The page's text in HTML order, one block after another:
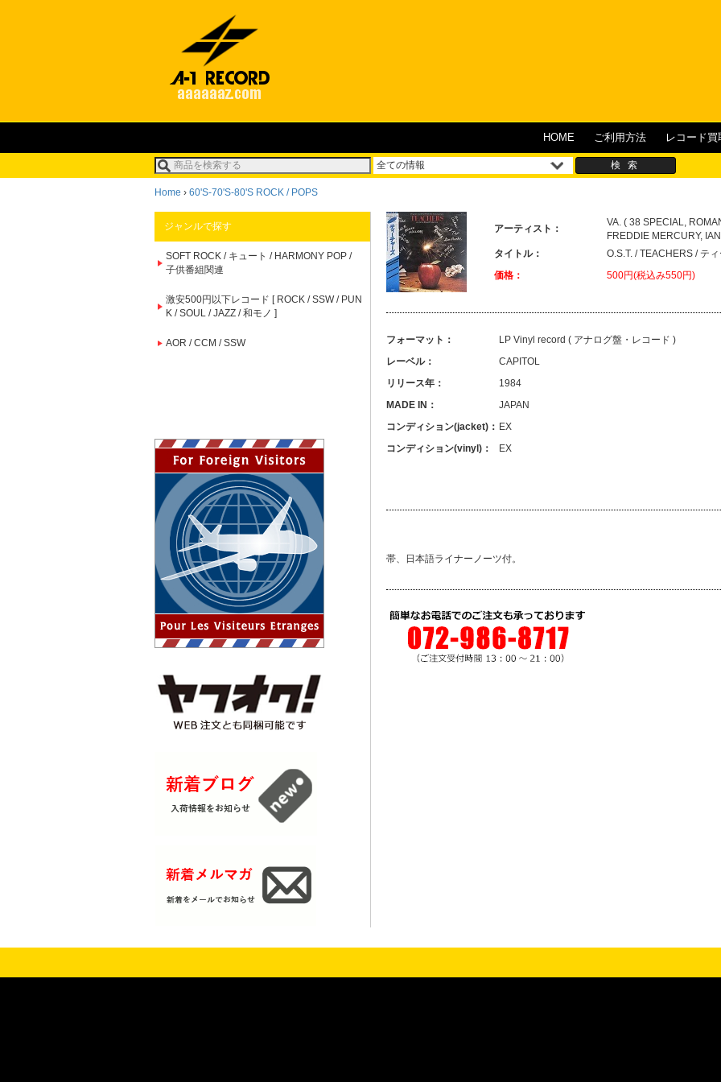
HOME ご利用方法 レコード買
Home › 60'S-70'S-80'S ROCK / POPS
ジャンルで探す
SOFT ROCK / キュート / HARMONY POP /
子供番組関連
激安500円以下レコード [ ROCK / SSW / PUN
K / SOUL / JAZZ / 和モノ ]
AOR / CCM / SSW
アーティスト：
VA. ( 38 SPECIAL,
FREDDIE MERCURY,
タイトル：
O.S.T. / TEACHERS / テ
価格：
500円(税込み550円)
フォーマット：
LP Vinyl record ( アナログ盤・レコード )
レーベル：
CAPITOL
リリース年：
1984
MADE IN：
JAPAN
コンディション(jacket)： EX
コンディション(vinyl)：
EX
帯、日本語ライナーノーツ付。